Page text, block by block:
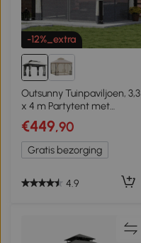
-12%_extra
Outsunny Tuinpaviljoen, 3,3
x 4 m Partytent met
Netgordijnen, Dubbeldeks
Dak, Kunstleder Coating,
Metalen Frame, Lichtgrijs
€449,90
Gratis bezorging
4.9